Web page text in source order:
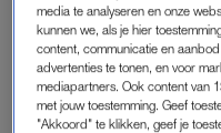
Krijg
artikelen
Lees
media te analyseren en onze
kunnen we, als je hier
content, communicatie en
advertenties te tonen, en voor
mediapartners. Ook content van
met jouw toestemming. Geef
"Akkoord" te klikken, geef je